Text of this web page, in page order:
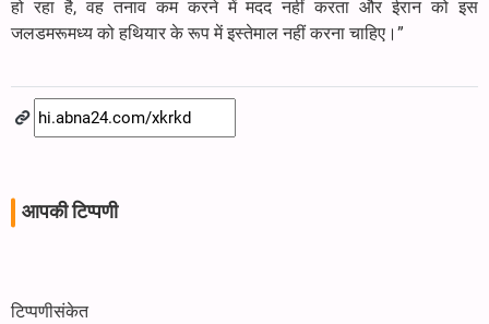
हो रहा है, वह तनाव कम करने में मदद नहीं करता और ईरान को इस
जलडमरूमध्य को हथियार के रूप में इस्तेमाल नहीं करना चाहिए।”
आपकी टिप्पणी
टिप्पणीसंकेत